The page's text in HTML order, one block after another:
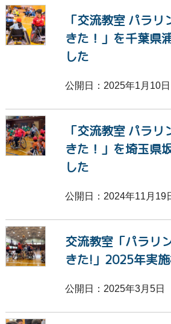
依存症 肢体不自由 わかば
パラリンピアン
フォーラム
「交流教室 パラ
きた！」を千葉県
した
公開日：2025年1月10日
「交流教室 パラ
きた！」を埼玉県
した
公開日：2024年11月19
交流教室「パラリ
きた!」2025年実
公開日：2025年3月5日